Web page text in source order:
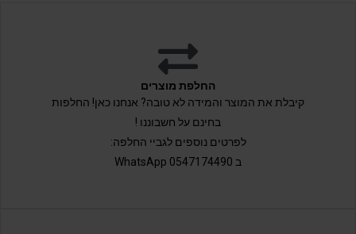
החלפת מוצרים
קיבלת את המוצר והמידה לא טובה? אנחנו כאן! החלפות
בחינם על חשבוננו !
לפרטים נוספים לגביי החלפה:
ב 0547174490 WhatsApp